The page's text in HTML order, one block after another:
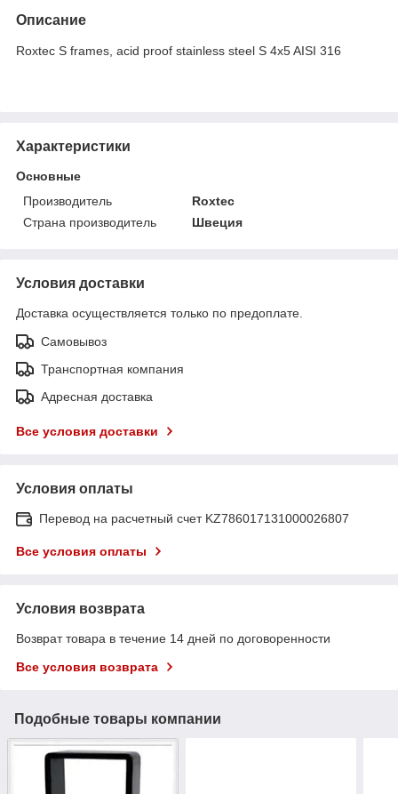
Описание
Roxtec S frames, acid proof stainless steel S 4x5 AISI 316
Характеристики
Основные
Производитель
Roxtec
Страна производитель
Швеция
Условия доставки
Доставка осуществляется только по предоплате.
Самовывоз
Транспортная компания
Адресная доставка
Все условия доставки
Условия оплаты
Перевод на расчетный счет KZ786017131000026807
Все условия оплаты
Условия возврата
Возврат товара в течение 14 дней по договоренности
Все условия возврата
Подобные товары компании